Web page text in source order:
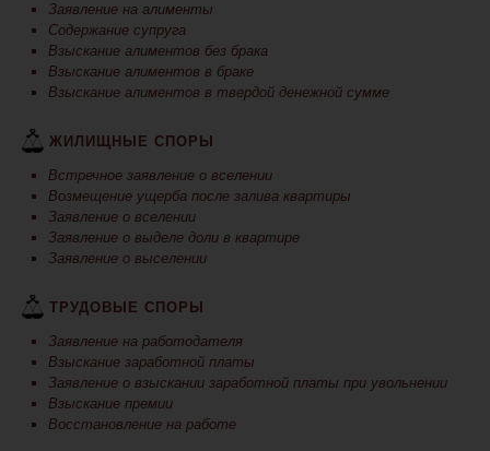
Заявление на алименты
Содержание супруга
Взыскание алиментов без брака
Взыскание алиментов в браке
Взыскание алиментов в твердой денежной сумме
ЖИЛИЩНЫЕ СПОРЫ
Встречное заявление о вселении
Возмещение ущерба после залива квартиры
Заявление о вселении
Заявление о выделе доли в квартире
Заявление о выселении
ТРУДОВЫЕ СПОРЫ
Заявление на работодателя
Взыскание заработной платы
Заявление о взыскании заработной платы при увольнении
Взыскание премии
Восстановление на работе